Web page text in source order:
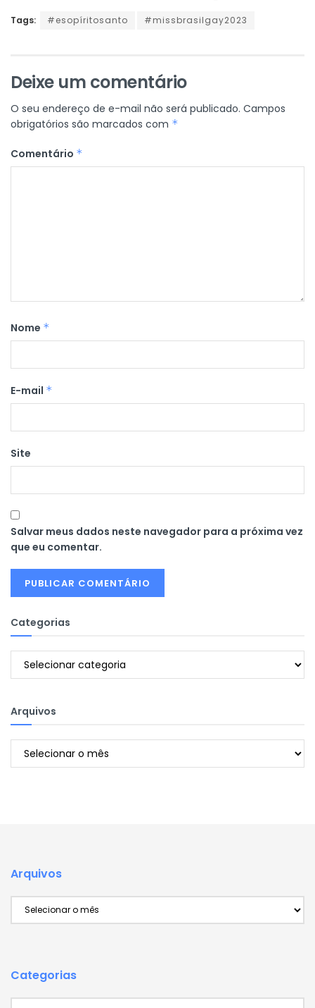
Tags: #esopíritosanto #missbrasilgay2023
Deixe um comentário
O seu endereço de e-mail não será publicado. Campos
obrigatórios são marcados com *
Comentário *
Nome *
E-mail *
Site
Salvar meus dados neste navegador para a próxima vez
que eu comentar.
Categorias
Categorias
Arquivos
Arquivos
Arquivos
Arquivos
Categorias